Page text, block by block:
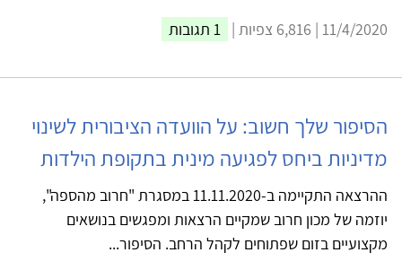
11/4/2020 | 6,816 צפיות | 1 תגובות
הסיפור שלך חשוב: על הוועדה הציבורית לשינוי
מדיניות ביחס לפגיעה מינית בתקופת הילדות
ההרצאה התקיימה ב-11.11.2020 במסגרת "חרוב מהספה",
יוזמה של מכון חרוב שמקיים הרצאות ומפגשים בנושאים
מקצועיים בזום שפתוחים לקהל הרחב. הסיפור...